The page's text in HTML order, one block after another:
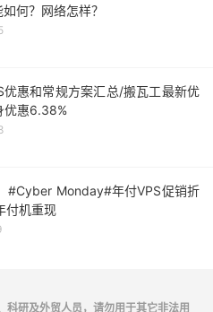
何？网络怎样？
优惠和常规方案汇总/搬瓦工最新优
优惠6.38%
#Cyber Monday#年付VPS促销折
付机重现
科研及外贸人员，请勿用于其它非法用